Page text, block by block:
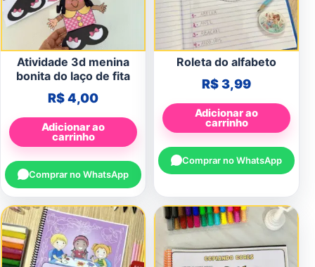
Atividade 3d menina
bonita do laço de fita
R$4,00
Adicionar ao
carrinho
Comprar no WhatsApp
Roleta do alfabeto
R$3,99
Adicionar ao
carrinho
Comprar no WhatsApp